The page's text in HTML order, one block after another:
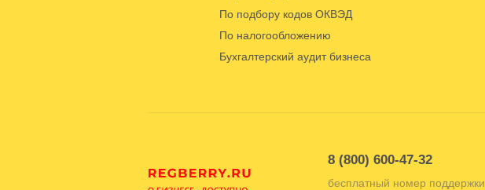
По подбору кодов ОКВЭД
По налогообложению
Бухгалтерский аудит бизнеса
8 (800) 600-47-32
бесплатный номер поддержки